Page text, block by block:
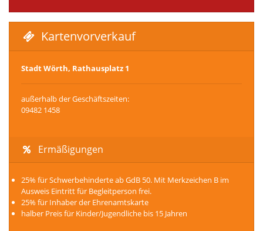
Kartenvorverkauf
Stadt Wörth, Rathausplatz 1
außerhalb der Geschäftszeiten:
09482 1458
Ermäßigungen
25% für Schwerbehinderte ab GdB 50. Mit Merkzeichen B im
Ausweis Eintritt für Begleitperson frei.
25% für Inhaber der Ehrenamtskarte
halber Preis für Kinder/Jugendliche bis 15 Jahren